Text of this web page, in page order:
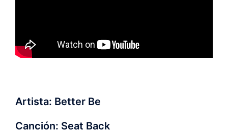
Artista: Better Be
Canción: Seat Back